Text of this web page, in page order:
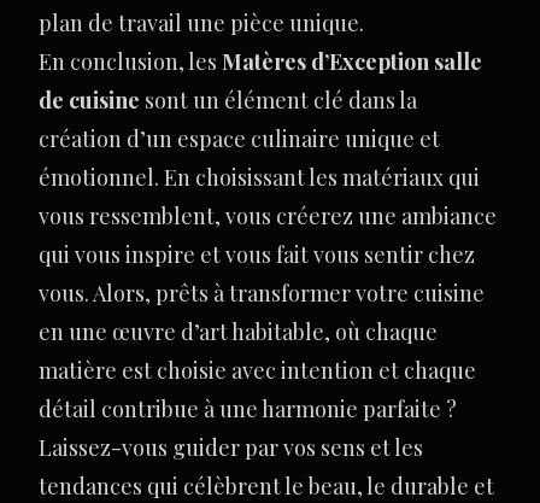
plan de travail une pièce unique.
En conclusion, les Matères d’Exception salle
de cuisine sont un élément clé dans la
création d’un espace culinaire unique et
émotionnel. En choisissant les matériaux qui
vous ressemblent, vous créerez une ambiance
qui vous inspire et vous fait vous sentir chez
vous. Alors, prêts à transformer votre cuisine
en une œuvre d’art habitable, où chaque
matière est choisie avec intention et chaque
détail contribue à une harmonie parfaite ?
Laissez-vous guider par vos sens et les
tendances qui célèbrent le beau, le durable et